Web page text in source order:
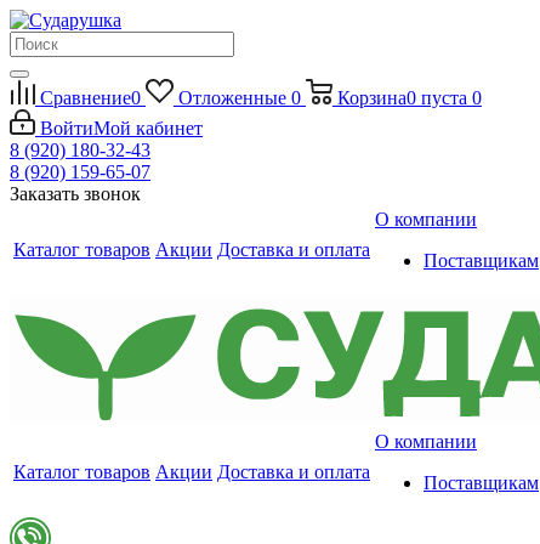
Сравнение0 Отложенные 0 Корзина0 пуста 0
ВойтиМой кабинет
8 (920) 180-32-43
8 (920) 159-65-07
Заказать звонок
Каталог товаров Акции Доставка и оплата
О компании
Поставщикам
Каталог товаров Акции Доставка и оплата
О компании
Поставщикам